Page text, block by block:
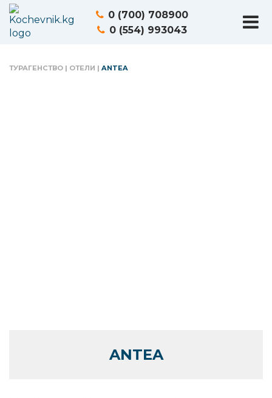
0 (700) 708900
0 (554) 993043
ТУРАГЕНСТВО | ОТЕЛИ | ANTEA
ANTEA